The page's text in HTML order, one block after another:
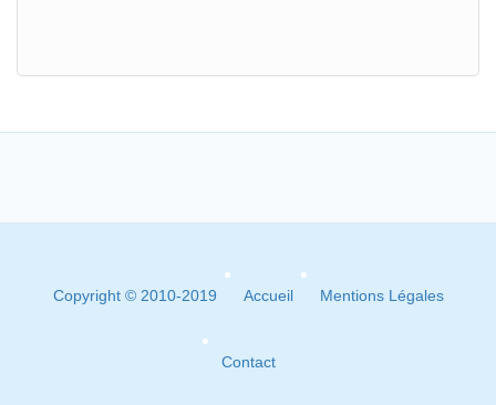
Copyright © 2010-2019 Accueil Mentions Légales
Contact